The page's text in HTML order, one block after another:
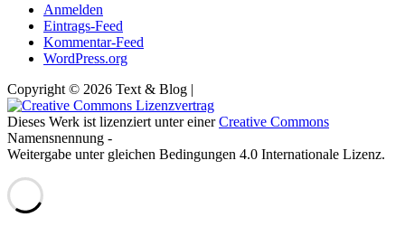
Anmelden
Eintrags-Feed
Kommentar-Feed
WordPress.org
Copyright © 2026 Text & Blog |
Dieses Werk ist lizenziert unter einerCreative Commons
Namensnennung -
Weitergabe unter gleichen Bedingungen 4.0 Internationale Lizenz.